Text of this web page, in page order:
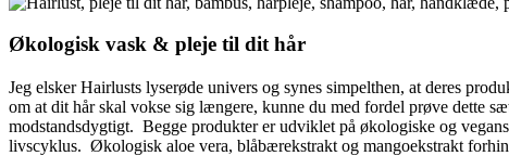
Økologisk vask & pleje til dit hår
Jeg elsker Hairlusts lyserøde univers og synes simpelthen, at deres
om at dit hår skal vokse sig længere, kunne du med fordel prøve dette
modstandsdygtigt. Begge produkter er udviklet på økologiske og
livscyklus. Økologisk aloe vera, blåbærekstrakt og mangoekstrakt